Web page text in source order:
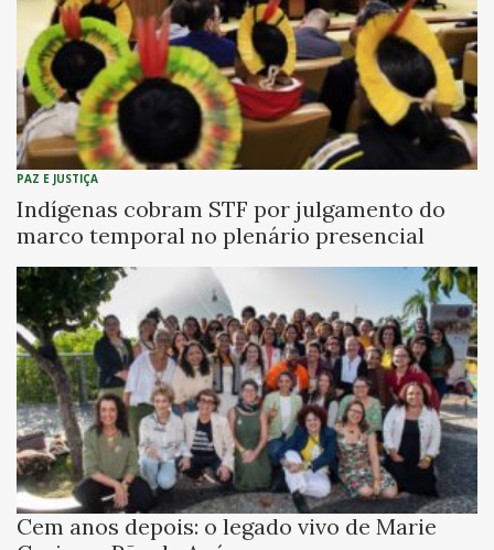
PAZ E JUSTIÇA
Indígenas cobram STF por julgamento do
marco temporal no plenário presencial
Cem anos depois: o legado vivo de Marie